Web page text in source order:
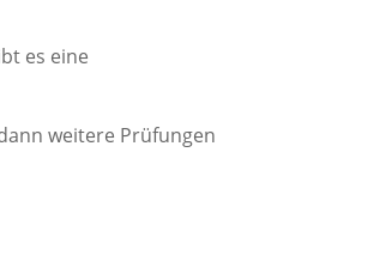
es eine
weitere Prüfungen